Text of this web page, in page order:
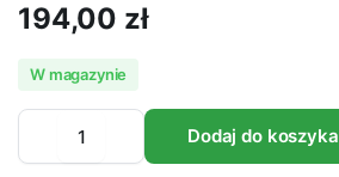
194,00 zł
W magazynie
USZCZELNIAJĄCY
DO
Dodaj do koszyka